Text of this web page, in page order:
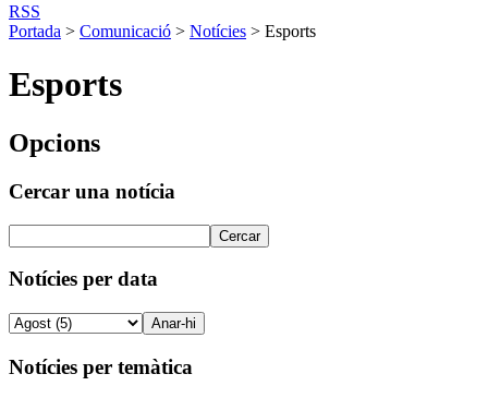
RSS
Portada > Comunicació > Notícies > Esports
Esports
Opcions
Cercar una notícia
Notícies per data
Notícies per temàtica